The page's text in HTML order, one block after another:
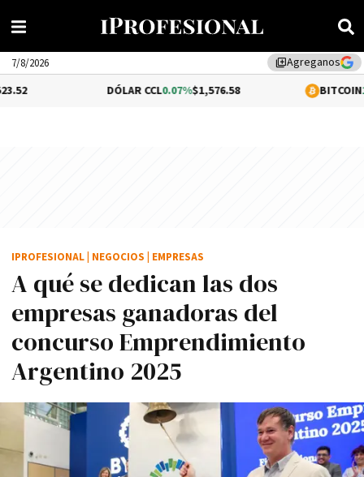
library_addAgreganos
7/8/2026
0.07%$1,576.58 1.48%
A qué se dedican las dos
empresas ganadoras del
concurso Emprendimiento
Argentino 2025
IPROFESIONAL NEGOCIOS EMPRESAS